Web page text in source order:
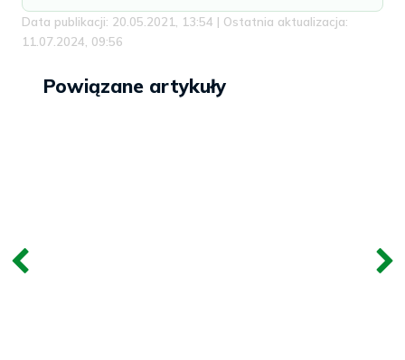
Data publikacji: 20.05.2021, 13:54 | Ostatnia aktualizacja:
11.07.2024, 09:56
Powiązane artykuły